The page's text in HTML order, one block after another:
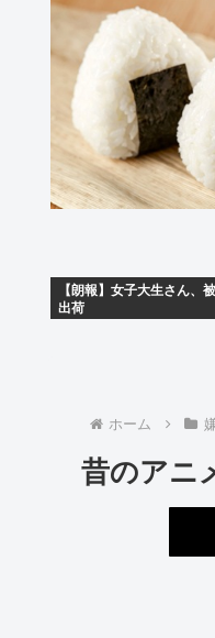
【朗報】女子大生さん、
出荷
ホーム
昔のアニ